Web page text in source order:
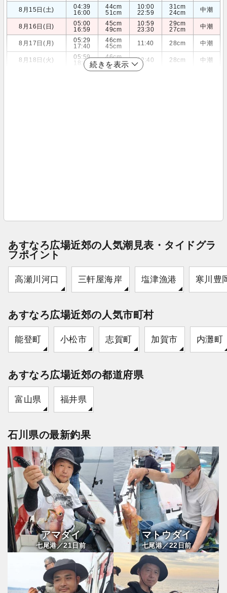
8月15日(土)
04:39
16:00
44cm
51cm
10:00
22:59
31cm
24cm
中潮
8月16日(日)
05:00
16:59
45cm
49cm
10:59
23:30
29cm
27cm
中潮
8月17日(月)
05:29
17:40
46cm
45cm
11:40 28cm 中潮
8月18日(火)
05:59
18:40
46cm
42cm
12:40 28cm 中潮
続きを表示
あすなろ広場近郊の人気潮見表・タイドグラ
フポイント
高瀬川河口 三軒屋海岸 塩津漁港 寒川豊
あすなろ広場近郊の人気市町村
能登町 小松市 志賀町 加賀市 内灘町
あすなろ広場近郊の都道府県
富山県 福井県
石川県の最新釣果
アマダイ
七尾港／21日前
マトウダイ
七尾港／22日前